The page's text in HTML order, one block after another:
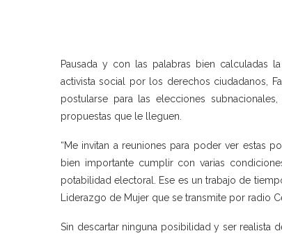
Pausada y con las palabras bien calculadas
activista social por los derechos ciudadanos,
postularse para las elecciones
propuestas que le lleguen.
“Me invitan a reuniones para poder ver estas
bien importante cumplir con varias
potabilidad electoral. Ese es un trabajo de
Liderazgo de Mujer que se transmite por radio
Sin descartar ninguna posibilidad y ser realista